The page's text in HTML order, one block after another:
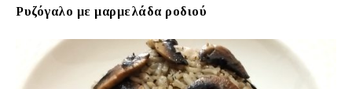
Ρυζόγαλο με μαρμελάδα ροδιού